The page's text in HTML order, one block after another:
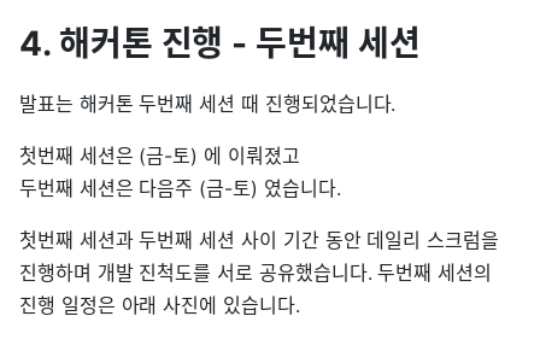
4. 해커톤 진행 - 두번째 세션
발표는 해커톤 두번째 세션 때 진행되었습니다.
첫번째 세션은 (금-토) 에 이뤄졌고
두번째 세션은 다음주 (금-토) 였습니다.
첫번째 세션과 두번째 세션 사이 기간 동안 데일리 스크럼을
진행하며 개발 진척도를 서로 공유했습니다. 두번째 세션의
진행 일정은 아래 사진에 있습니다.